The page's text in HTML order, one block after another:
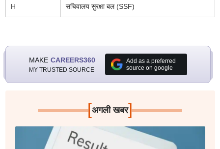
H सचिवालय सुरक्षा बल (SSF)
MAKE CAREERS360
MY TRUSTED SOURCE
Add as a preferred
source on google
[अगली खबर]